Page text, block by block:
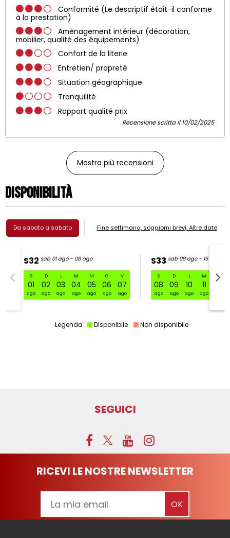
Conformité (Le descriptif était-il conforme
à la prestation)
Aménagement intérieur (décoration,
mobilier, qualité des équipements)
Confort de la literie
Entretien/ propreté
Situation géographique
Tranquilité
Rapport qualité prix
Recensione scritta il 10/02/2025
Mostra più recensioni
Disponibilità
Da sabato a sabato Fine settimana, soggiorni brevi, Altre date
S32 sab 01 ago - 08 ago
S
01
ago
D
02
ago
L
03
ago
M
04
ago
M
05
ago
G
06
ago
V
07
ago
S33 sab 08 ago - 15 ago
S
08
ago
D
09
ago
L
10
ago
M
11
ago
M
12
S32 sab 01 ago - 08 ago
Legenda : Disponibile Non disponibile
SEGUICI
RICEVI LE NOSTRE NEWSLETTER